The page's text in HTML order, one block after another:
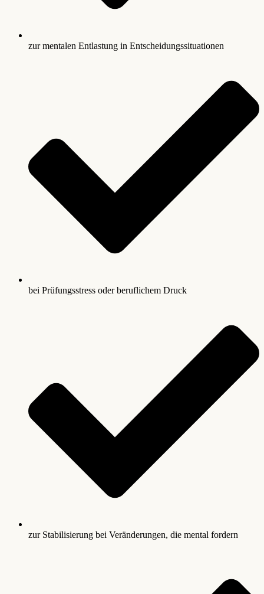
zur mentalen Entlastung in Entscheidungssituationen
bei Prüfungsstress oder beruflichem Druck
zur Stabilisierung bei Veränderungen, die mental fordern